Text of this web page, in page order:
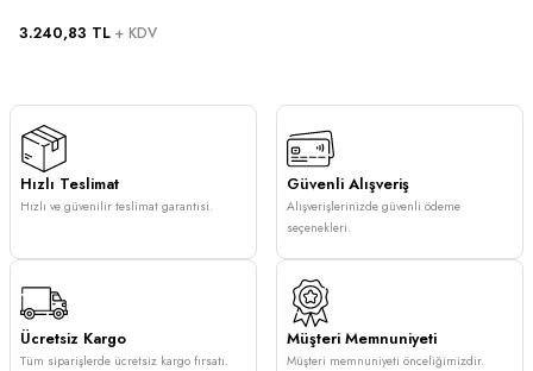
3.240,83 TL + KDV
Hızlı Teslimat
Hızlı ve güvenilir teslimat garantisi.
Güvenli Alışveriş
Alışverişlerinizde güvenli ödeme
seçenekleri.
Ücretsiz Kargo
Tüm siparişlerde ücretsiz kargo fırsatı.
Müşteri Memnuniyeti
Müşteri memnuniyeti önceliğimizdir.